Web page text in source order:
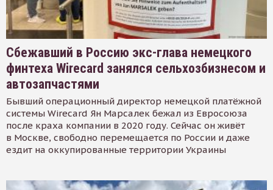
Сбежавший в Россию экс-глава немецкого
финтеха Wirecard занялся сельхозбизнесом и
автозапчастями
Бывший операционный директор немецкой платёжной
системы Wirecard Ян Марсалек бежал из Евросоюза
после краха компании в 2020 году. Сейчас он живёт
в Москве, свободно перемещается по России и даже
ездит на оккупированные территории Украины